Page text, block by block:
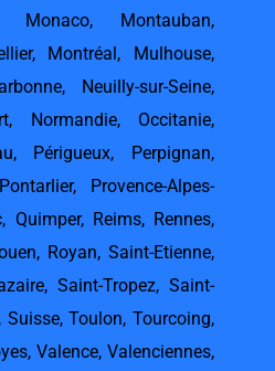
Monaco, Montauban,
, Montréal , Mulhouse,
, Neuilly-sur-Seine,
, Normandie, Occitanie,
, Périgueux, Perpignan,
Pontarlier,
Provence-Alpes-
, Quimper, Reims, Rennes,
, Royan, Saint-Etienne,
, Saint-Tropez, Saint-
, Suisse,Toulon, Tourcoing,
, Valence, Valenciennes,